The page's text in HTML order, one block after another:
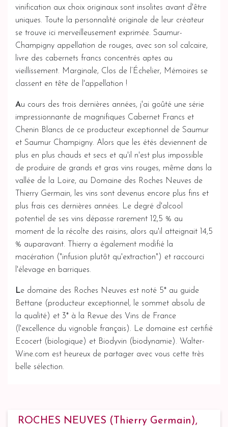
vinification aux choix originaux sont insolites avant d'être
uniques. Toute la personnalité originale de leur créateur
se trouve ici merveilleusement exprimée. Saumur-
Champigny appellation de rouges, avec son sol calcaire,
livre des cabernets francs concentrés aptes au
vieillissement. Marginale, Clos de l’Échelier, Mémoires se
classent en tête de l'appellation !
Au cours des trois dernières années, j'ai goûté une série
impressionnante de magnifiques Cabernet Francs et
Chenin Blancs de ce producteur exceptionnel de Saumur
et Saumur Champigny. Alors que les étés deviennent de
plus en plus chauds et secs et qu'il n'est plus impossible
de produire de grands et gras vins rouges, même dans la
vallée de la Loire, au Domaine des Roches Neuves de
Thierry Germain, les vins sont devenus encore plus fins et
plus frais ces dernières années. Le degré d'alcool
potentiel de ses vins dépasse rarement 12,5 % au
moment de la récolte des raisins, alors qu'il atteignait 14,5
% auparavant. Thierry a également modifié la
macération ("infusion plutôt qu'extraction") et raccourci
l'élevage en barriques.
Le domaine des Roches Neuves est noté 5* au guide
Bettane (producteur exceptionnel, le sommet absolu de
la qualité) et 3* à la Revue des Vins de France
(l'excellence du vignoble français). Le domaine est certifié
Ecocert (biologique) et Biodyvin (biodynamie). Walter-
Wine.com est heureux de partager avec vous cette très
belle sélection.
ROCHES NEUVES (Thierry Germain),